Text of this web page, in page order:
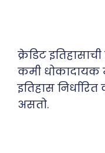
क्रेडिट
कमी धोकादायक
इतिहास
असतो.